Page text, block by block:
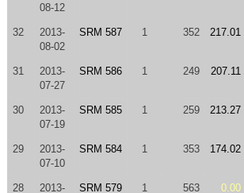
08-12
32
2013-
08-02
SRM 587 1 352 217.01
31
2013-
07-27
SRM 586 1 249 207.11
30
2013-
07-19
SRM 585 1 259 213.27
29
2013-
07-10
SRM 584 1 353 174.02
28
2013-
SRM 579 1 563 0.00